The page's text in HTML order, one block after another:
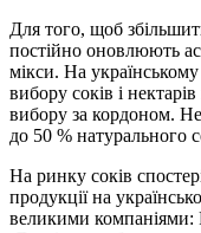
Для того, щоб
постійно оновлюють
мікси. На
вибору соків і
вибору за кордоном.
до 50 % натурального
На ринку соків
продукції на
великими компаніями: